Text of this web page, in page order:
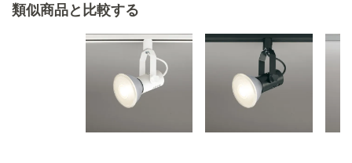
類似商品と比較する